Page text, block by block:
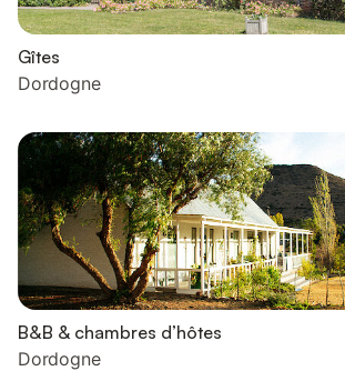
Gîtes
Dordogne
B&B & chambres d’hôtes
Dordogne